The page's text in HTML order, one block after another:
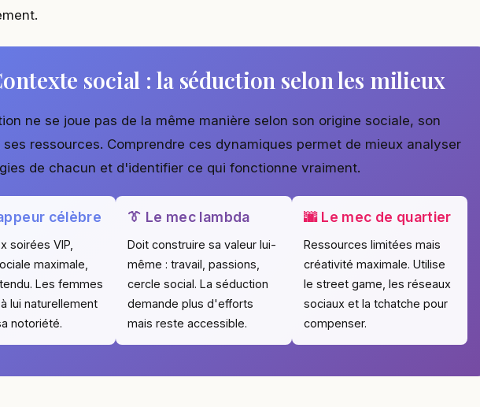
social : la séduction selon les milieux
ne se joue pas de la même manière selon son origine sociale, son
ses ressources. Comprendre ces dynamiques permet de mieux analyser
de chacun et d'identifier ce qui fonctionne vraiment.
célèbre
soirées VIP,
maximale,
Les femmes
lui naturellement
notoriété.
👔 Le mec lambda
Doit construire sa valeur lui-
même : travail, passions,
cercle social. La séduction
demande plus d'efforts
mais reste accessible.
🌆 Le mec de quartier
Ressources limitées mais
créativité maximale. Utilise
le street game, les réseaux
sociaux et la tchatche pour
compenser.